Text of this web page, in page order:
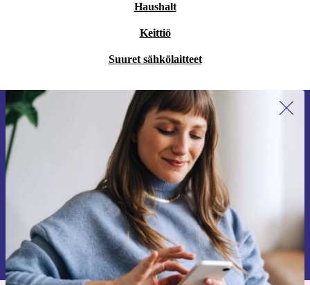
Haushalt
Keittiö
Suuret sähkölaitteet
Liity ensimmäistä kertaa uutiskirjeen
tilaajaksi ja säästä 15 €!
Älä missaa enää yhtäkään tarjousta.
Pyydä etukuponki
Lisätietoja henkilötietojen käytöstä löydättietosuojaselosteestamme.